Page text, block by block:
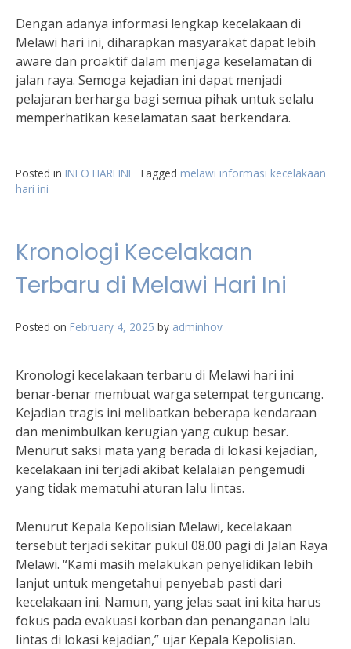
Dengan adanya informasi lengkap kecelakaan di
Melawi hari ini, diharapkan masyarakat dapat lebih
aware dan proaktif dalam menjaga keselamatan di
jalan raya. Semoga kejadian ini dapat menjadi
pelajaran berharga bagi semua pihak untuk selalu
memperhatikan keselamatan saat berkendara.
Posted in INFO HARI INI Tagged melawi informasi kecelakaan
hari ini
Kronologi Kecelakaan
Terbaru di Melawi Hari Ini
Posted on February 4, 2025 by adminhov
Kronologi kecelakaan terbaru di Melawi hari ini
benar-benar membuat warga setempat terguncang.
Kejadian tragis ini melibatkan beberapa kendaraan
dan menimbulkan kerugian yang cukup besar.
Menurut saksi mata yang berada di lokasi kejadian,
kecelakaan ini terjadi akibat kelalaian pengemudi
yang tidak mematuhi aturan lalu lintas.
Menurut Kepala Kepolisian Melawi, kecelakaan
tersebut terjadi sekitar pukul 08.00 pagi di Jalan Raya
Melawi. “Kami masih melakukan penyelidikan lebih
lanjut untuk mengetahui penyebab pasti dari
kecelakaan ini. Namun, yang jelas saat ini kita harus
fokus pada evakuasi korban dan penanganan lalu
lintas di lokasi kejadian,” ujar Kepala Kepolisian.